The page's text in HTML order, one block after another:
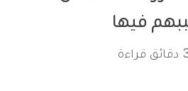
فيها
قراءة